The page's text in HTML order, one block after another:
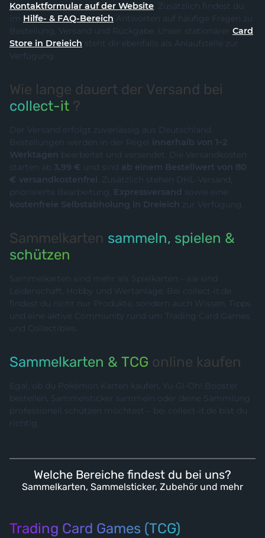
Kontaktformular auf der Website. Zusätzlich findest du
im Hilfe- & FAQ-Bereich Antworten auf häufige Fragen zu
Bestellung, Versand und Rückgabe. Unser stationärer Card
Store in Dreieich steht dir ebenfalls als Anlaufstelle zur
Verfügung.
Wie lange dauert der Versand bei
collect-it ?
Der Versand erfolgt zuverlässig aus Deutschland.
Bestellungen werden in der Regel innerhalb von 1–2
Werktagen bearbeitet und versendet. Die Versandkosten
starten ab 3,99 € und sind ab einem Bestellwert von 80
€ versandkostenfrei. Zusätzlich stehen DHL-Versand,
priorisierte Bearbeitung, Expressversand sowie eine
kostenfreie Selbstabholung in Dreieich zur Verfügung.
Sammelkarten sammeln, spielen &
schützen
Sammelkarten sind mehr als Spielkarten – sie sind
Leidenschaft, Hobby und Wertanlage. Bei collect-it.de
findest du nicht nur Produkte, sondern auch Wissen, Tipps
und eine aktive Community rund um Trading Card Games
und Collectibles.
Sammelkarten & TCG online kaufen
Egal, ob du Pokémon Karten kaufen, Yu-Gi-Oh! Booster
bestellen, Sammelsticker sammeln oder deine Sammlung
professionell schützen möchtest – bei collect-it.de bist du
richtig.
Welche Bereiche findest du bei uns?
Sammelkarten, Sammelsticker, Zubehör und mehr
Trading Card Games (TCG)